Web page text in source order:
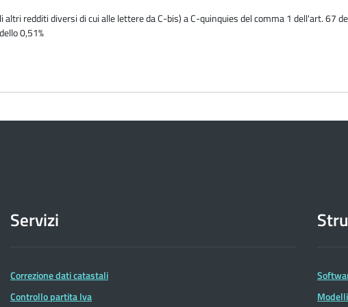
redditi diversi di cui alle lettere da C-bis) a C-quinquies del comma 1 dell'art. 67
0,51%
Servizi
Correzione dati catastali
Controllo partita Iva
Modelli